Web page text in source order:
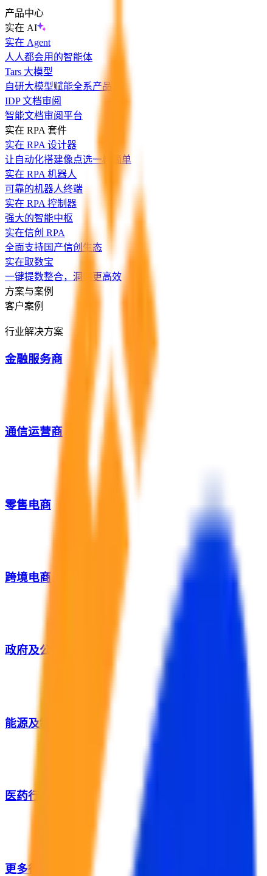
产品中心
实在 AI
实在 Agent
人人都会用的智能体
Tars 大模型
自研大模型赋能全系产品
IDP 文档审阅
智能文档审阅平台
实在 RPA 套件
实在 RPA 设计器
让自动化搭建像点选一样简单
实在 RPA 机器人
可靠的机器人终端
实在 RPA 控制器
强大的智能中枢
实在信创 RPA
全面支持国产信创生态
实在取数宝
一键提数整合，洞察更高效
方案与案例
客户案例
行业解决方案
金融服务商
通信运营商
零售电商
跨境电商
政府及公共服务
能源及制造业
医药行业
更多行业客户